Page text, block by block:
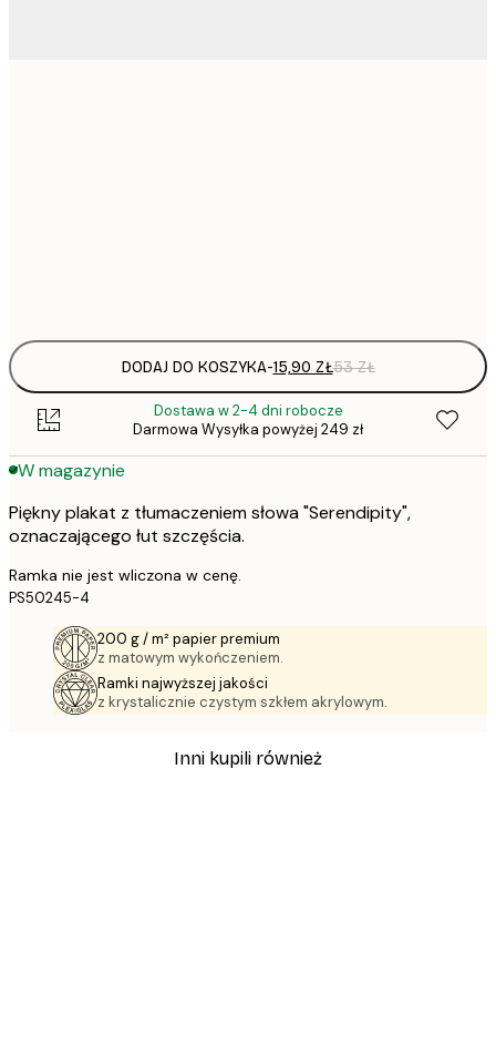
DODAJ DO KOSZYKA-15,90 ZŁ53 ZŁ
Dostawa w 2-4 dni robocze
Darmowa Wysyłka powyżej 249 zł
W magazynie
Piękny plakat z tłumaczeniem słowa "Serendipity",
oznaczającego łut szczęścia.
Ramka nie jest wliczona w cenę.
PS50245-4
200 g / m² papier premium
z matowym wykończeniem.
Ramki najwyższej jakości
z krystalicznie czystym szkłem akrylowym.
Inni kupili również